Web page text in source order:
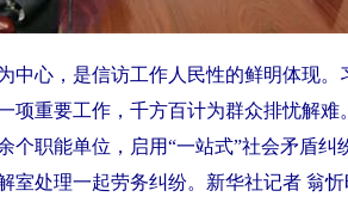
心，是信访工作人民性的鲜明体现。
项重要工作，千方百计为群众排忧解
个职能单位，启用“一站式”社会矛盾
室处理一起劳务纠纷。新华社记者 翁忻